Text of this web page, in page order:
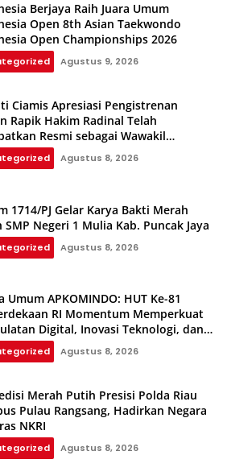
Berjaya Raih Juara Umum
Open 8th Asian Taekwondo
Open Championships 2026
Agustus 9, 2026
Ciamis Apresiasi Pengistrenan
Rapik Hakim Radinal Telah
Resmi sebagai Wawakil
Galuh Agustus 8, 2026
1714/PJ Gelar Karya Bakti Merah
SMP Negeri 1 Mulia Kab. Puncak Jaya
Agustus 8, 2026
Umum APKOMINDO: HUT Ke-81
RI Momentum Memperkuat
Digital, Inovasi Teknologi, dan
Hukum Menuju Indonesia Emas
Agustus 8, 2026
Merah Putih Presisi Polda Riau
Pulau Rangsang, Hadirkan Negara
NKRI
Agustus 8, 2026